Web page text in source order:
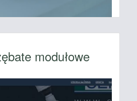
modułowe